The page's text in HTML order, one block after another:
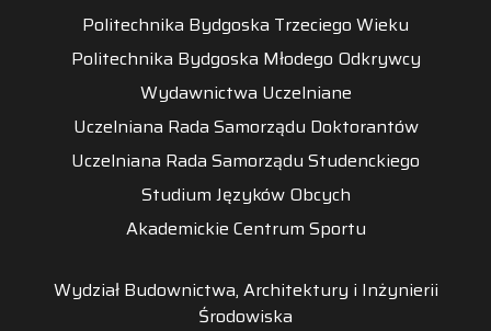
Politechnika Bydgoska Trzeciego Wieku
Politechnika Bydgoska Młodego Odkrywcy
Wydawnictwa Uczelniane
Uczelniana Rada Samorządu Doktorantów
Uczelniana Rada Samorządu Studenckiego
Studium Języków Obcych
Akademickie Centrum Sportu
Wydział Budownictwa, Architektury i Inżynierii
Środowiska